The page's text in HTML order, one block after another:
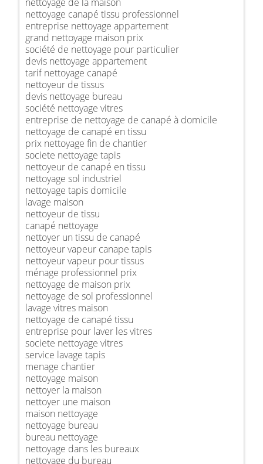
nettoyage canapé tissu professionnel
entreprise nettoyage appartement
grand nettoyage maison prix
société de nettoyage pour particulier
devis nettoyage appartement
tarif nettoyage canapé
nettoyeur de tissus
devis nettoyage bureau
société nettoyage vitres
entreprise de nettoyage de canapé à domicile
nettoyage de canapé en tissu
prix nettoyage fin de chantier
societe nettoyage tapis
nettoyeur de canapé en tissu
nettoyage sol industriel
nettoyage tapis domicile
lavage maison
nettoyeur de tissu
canapé nettoyage
nettoyer un tissu de canapé
nettoyeur vapeur canape tapis
nettoyeur vapeur pour tissus
ménage professionnel prix
nettoyage de maison prix
nettoyage de sol professionnel
lavage vitres maison
nettoyage de canapé tissu
entreprise pour laver les vitres
societe nettoyage vitres
service lavage tapis
menage chantier
nettoyage maison
nettoyer la maison
nettoyer une maison
maison nettoyage
nettoyage bureau
bureau nettoyage
nettoyage dans les bureaux
nettoyage du bureau